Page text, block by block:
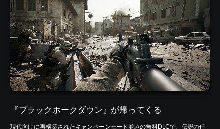
『ブラックホークダウン』が帰ってくる
現代向けに再構築されたキャンペーンモード並みの無料DLCで、伝説の任